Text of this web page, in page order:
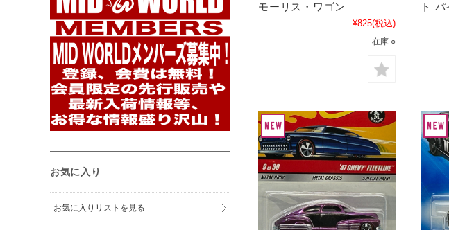
モーリス・ワゴン
¥825(税込)
在庫 ○
ト
お気に入り
お気に入りリストを見る